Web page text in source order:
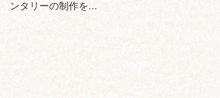
ンタリーの制作を...